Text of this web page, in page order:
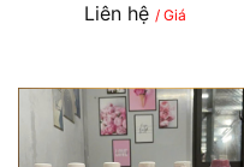
Liên hệ / Giá